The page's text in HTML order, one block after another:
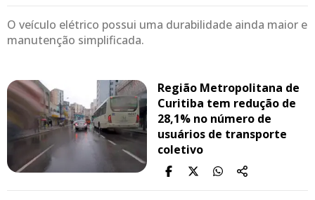
O veículo elétrico possui uma durabilidade ainda maior e
manutenção simplificada.
Região Metropolitana de
Curitiba tem redução de
28,1% no número de
usuários de transporte
coletivo